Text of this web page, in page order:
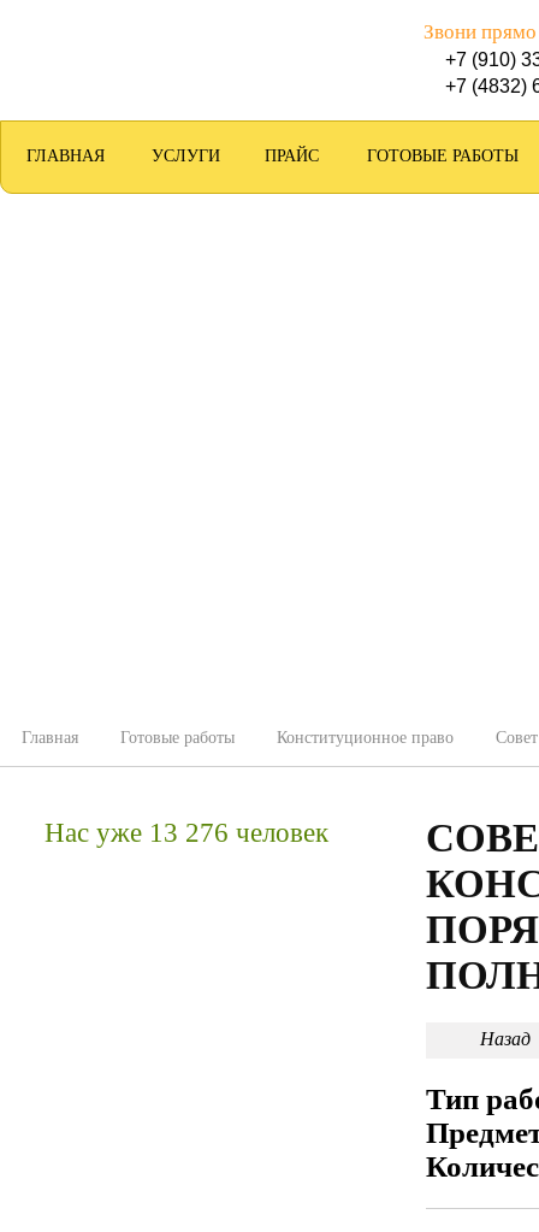
Звони
+7 (910)
+7 (4832)
ГЛАВНАЯ УСЛУГИ ПРАЙС ГОТОВЫЕ РАБОТЫ
Главная Готовые работы Конституционное право
Нас уже 13 276 человек
Назад
Тип